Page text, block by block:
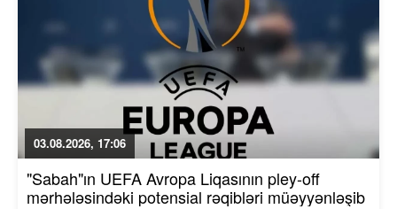
03.08.2026, 17:06
"Sabah"ın UEFA Avropa Liqasının pley-off
mərhələsindəki potensial rəqibləri müəyyənləşib